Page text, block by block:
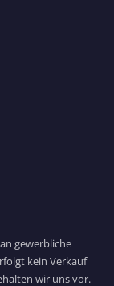
gewerbliche
kein Verkauf
wir uns vor.